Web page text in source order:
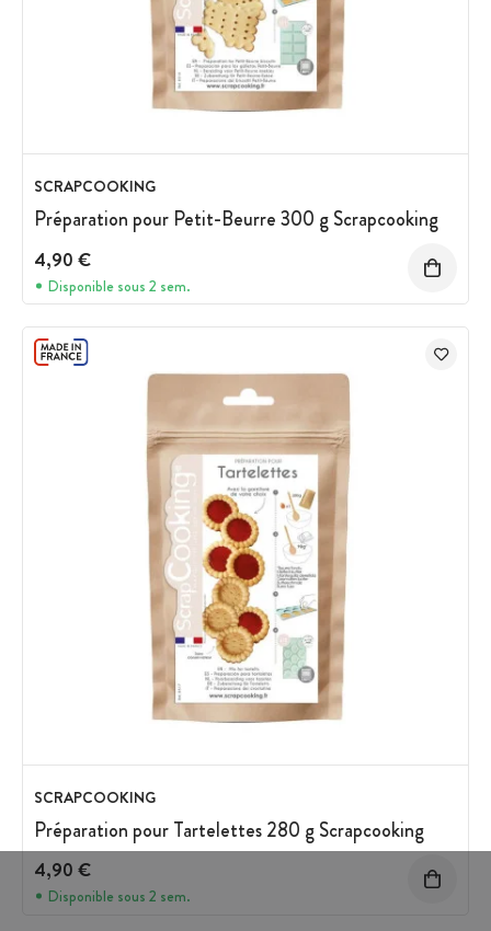
SCRAPCOOKING
Préparation pour Petit-Beurre 300 g Scrapcooking
4,90 €
Disponible sous 2 sem.
SCRAPCOOKING
Préparation pour Tartelettes 280 g Scrapcooking
4,90 €
Disponible sous 2 sem.